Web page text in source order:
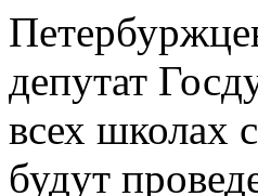
депутат
всех школах
будут